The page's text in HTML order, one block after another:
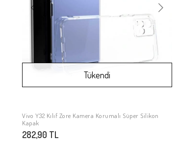
Stokta Yok
Tükendi
Vivo Y32 Kılıf Zore Kamera Korumalı Süper Silikon
Kapak
282,90 TL